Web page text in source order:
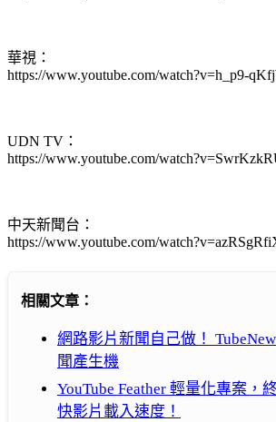
華視：
https://www.youtube.com/watch?v=h_p9-
UDN TV：
https://www.youtube.com/
中天新聞台：
https://www.youtube.com/
相關文章：
網路影片新聞自己做！
聞產生機
YouTube Feather 輕量化專案，
快影片載入速度！